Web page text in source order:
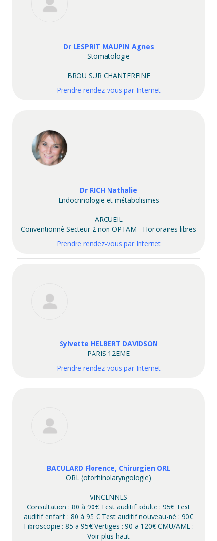
Dr LESPRIT MAUPIN Agnes
Stomatologie
BROU SUR CHANTEREINE
Prendre rendez-vous par Internet
Dr RICH Nathalie
Endocrinologie et métabolismes
ARCUEIL
Conventionné Secteur 2 non OPTAM - Honoraires libres
Prendre rendez-vous par Internet
Sylvette HELBERT DAVIDSON
PARIS 12EME
Prendre rendez-vous par Internet
BACULARD Florence, Chirurgien ORL
ORL (otorhinolaryngologie)
VINCENNES
Consultation : 80 à 90€ Test auditif adulte : 95€ Test
auditif enfant : 80 à 95 € Test auditif nouveau-né : 90€
Fibroscopie : 85 à 95€ Vertiges : 90 à 120€ CMU/AME :
Voir plus haut